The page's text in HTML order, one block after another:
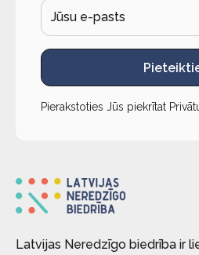
Pierakstoties Jūs piekrītat
Latvijas Neredzīgo biedrība ir